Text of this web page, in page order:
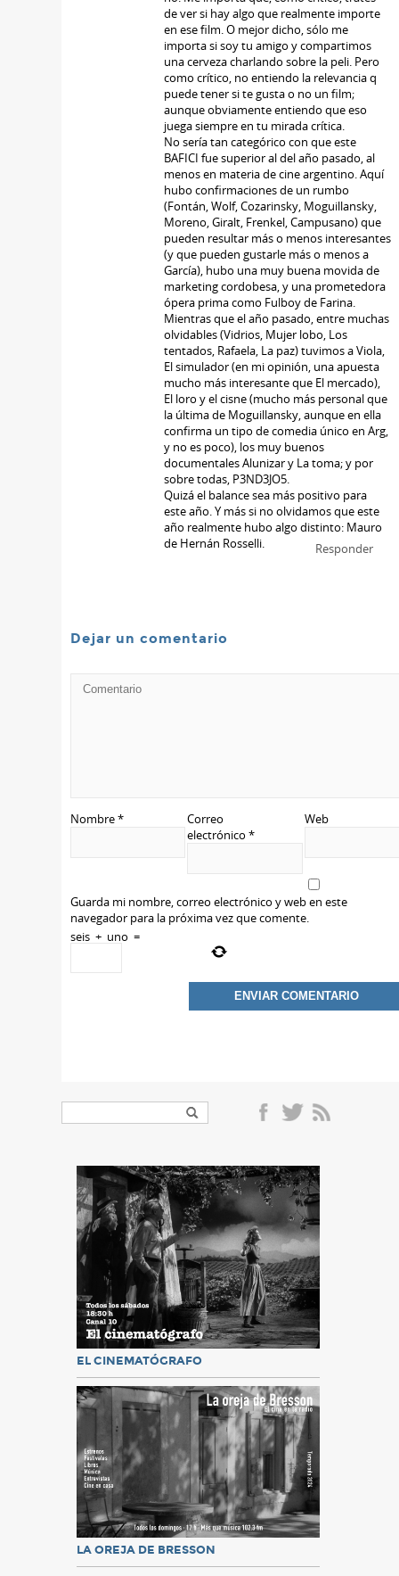
de ver si hay algo que realmente importe
en ese film. O mejor dicho, sólo me
importa si soy tu amigo y compartimos
una cerveza charlando sobre la peli. Pero
como crítico, no entiendo la relevancia q
puede tener si te gusta o no un film;
aunque obviamente entiendo que eso
juega siempre en tu mirada crítica.
No sería tan categórico con que este
BAFICI fue superior al del año pasado, al
menos en materia de cine argentino. Aquí
hubo confirmaciones de un rumbo
(Fontán, Wolf, Cozarinsky, Moguillansky,
Moreno, Giralt, Frenkel, Campusano) que
pueden resultar más o menos interesantes
(y que pueden gustarle más o menos a
García), hubo una muy buena movida de
marketing cordobesa, y una prometedora
ópera prima como Fulboy de Farina.
Mientras que el año pasado, entre muchas
olvidables (Vidrios, Mujer lobo, Los
tentados, Rafaela, La paz) tuvimos a Viola,
El simulador (en mi opinión, una apuesta
mucho más interesante que El mercado),
El loro y el cisne (mucho más personal que
la última de Moguillansky, aunque en ella
confirma un tipo de comedia único en Arg,
y no es poco), los muy buenos
documentales Alunizar y La toma; y por
sobre todas, P3ND3JO5.
Quizá el balance sea más positivo para
este año. Y más si no olvidamos que este
año realmente hubo algo distinto: Mauro
de Hernán Rosselli.
Responder
Dejar un comentario
Nombre*
Correo
electrónico*
Web
Guarda mi nombre, correo electrónico y web en este
navegador para la próxima vez que comente.
seis + uno =
EL CINEMATÓGRAFO
LA OREJA DE BRESSON